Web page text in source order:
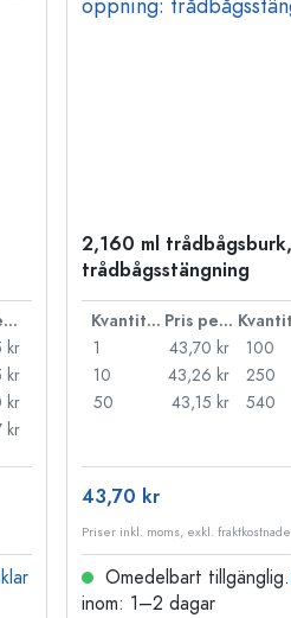
Pris per styck
kr
kr
kr
kr
2,160 ml
trådbågsstängning
Kvantitet Pris per styck
1
43,70 kr
10
43,26 kr
50
43,15 kr
100
250
540
43,70 kr
Priser inkl. moms, exkl.
Omedelbart tillgänglig.
inom: 1–2 dagar